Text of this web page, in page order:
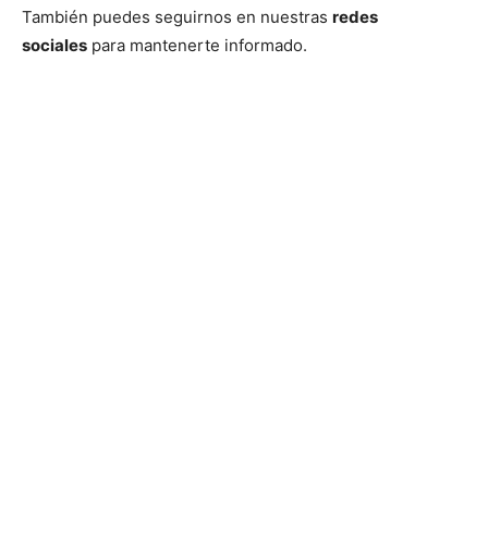
También puedes seguirnos en nuestras redes
sociales para mantenerte informado.